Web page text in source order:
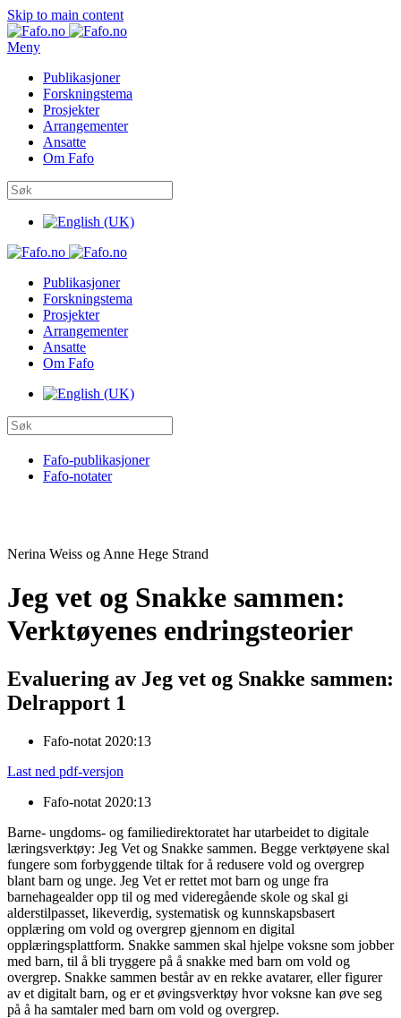
Skip to main content
Meny
Publikasjoner
Forskningstema
Prosjekter
Arrangementer
Ansatte
Om Fafo
Publikasjoner
Forskningstema
Prosjekter
Arrangementer
Ansatte
Om Fafo
Fafo-publikasjoner
Fafo-notater
Nerina Weiss og Anne Hege Strand
Jeg vet og Snakke sammen:
Verktøyenes endringsteorier
Evaluering av Jeg vet og Snakke sammen:
Delrapport 1
Fafo-notat 2020:13
Last ned pdf-versjon
Fafo-notat 2020:13
Barne- ungdoms- og familiedirektoratet har utarbeidet to digitale
læringsverktøy: Jeg Vet og Snakke sammen. Begge verktøyene skal
fungere som forbyggende tiltak for å redusere vold og overgrep
blant barn og unge. Jeg Vet er rettet mot barn og unge fra
barnehagealder opp til og med videregående skole og skal gi
alderstilpasset, likeverdig, systematisk og kunnskapsbasert
opplæring om vold og overgrep gjennom en digital
opplæringsplattform. Snakke sammen skal hjelpe voksne som jobber
med barn, til å bli tryggere på å snakke med barn om vold og
overgrep. Snakke sammen består av en rekke avatarer, eller figurer
av et digitalt barn, og er et øvingsverktøy hvor voksne kan øve seg
på å ha samtaler med barn om vold og overgrep.